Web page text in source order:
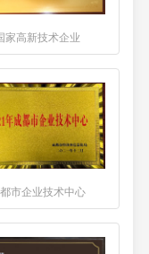
家高新技术企业
市企业技术中心